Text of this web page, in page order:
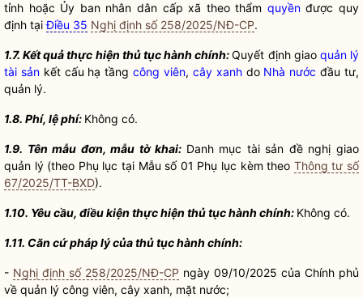
tỉnh hoặc Ủy ban nhân dân cấp xã theo thẩm quyềnđược quy
định tạiĐiều 35 Nghị định số 258/2025/NĐ-CP.
1.7. Kết quả thực hiện thủ tục hành chính:Quyết định giao quản lý
tài sảnkết cấu hạ tầngcông viên, cây xanhdo Nhà nước đầu tư,
quản lý.
1.8. Phí, lệ phí: Không có.
1.9. Tên mẫu đơn, mẫu tờ khai: Danh mục tài sản đề nghị giao
quản lý (theo Phụ lục tại Mẫu số 01 Phụ lục kèm theo Thông tư số
67/2025/TT-BXD).
1.10. Yêu cầu, điều kiện thực hiện thủ tục hành chính: Không có.
1.11. Căn cứ pháp lý của thủ tục hành chính:
- Nghị định số 258/2025/NĐ-CP ngày 09/10/2025 của Chính phủ
về quản lý công viên, cây xanh, mặt nước;